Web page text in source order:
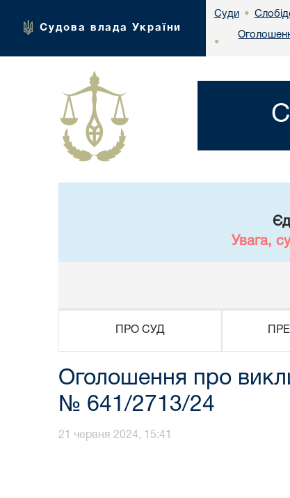
Судова влада України
Суди •
•
Увага,
ПРО СУД
Оголошення про
№ 641/2713/24
21 червня 2024, 15:41